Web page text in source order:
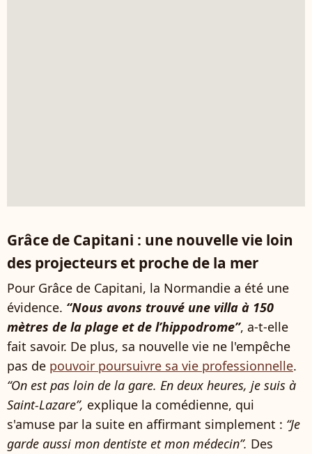
Grâce de Capitani : une nouvelle vie loin
des projecteurs et proche de la mer
Pour Grâce de Capitani, la Normandie a été une
évidence. “Nous avons trouvé une villa à 150
mètres de la plage et de l’hippodrome”, a-t-elle
fait savoir. De plus, sa nouvelle vie ne l'empêche
pas de pouvoir poursuivre sa vie professionnelle.
“On est pas loin de la gare. En deux heures, je suis à
Saint-Lazare”, explique la comédienne, qui
s'amuse par la suite en affirmant simplement : “Je
garde aussi mon dentiste et mon médecin”. Des